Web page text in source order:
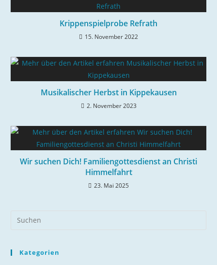
Krippenspielprobe Refrath
15. November 2022
Musikalischer Herbst in Kippekausen
2. November 2023
Wir suchen Dich! Familiengottesdienst an Christi
Himmelfahrt
23. Mai 2025
Kategorien